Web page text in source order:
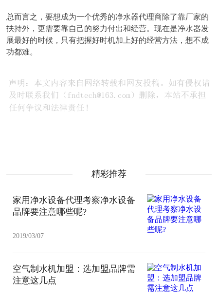
总而言之，要想成为一个优秀的净水器代理商除了靠厂家的
扶持外，更需要靠自己的努力付出和经营。现在是净水器发
展最好的时候，只有把握好时机加上好的经营方法，想不成
功都难。
精彩推荐
家用净水设备代理考察净水设备
品牌要注意哪些呢?
2019/03/07
空气制水机加盟：选加盟品牌需
注意这几点